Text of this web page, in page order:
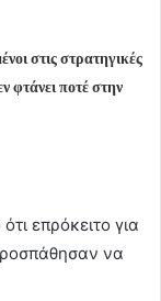
στις στρατηγικές
φτάνει ποτέ στην
επρόκειτο για
να